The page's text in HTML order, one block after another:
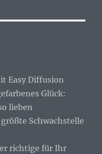
Easy Diffusion
Glück:
lieben
Schwachstelle
richtige für Ihr